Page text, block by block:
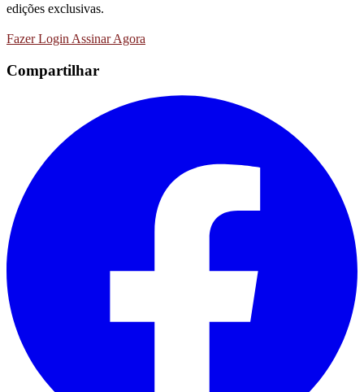
edições exclusivas.
Fazer Login Assinar Agora
Compartilhar